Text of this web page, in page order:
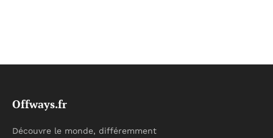
Offways.fr
Découvre le monde, différemment